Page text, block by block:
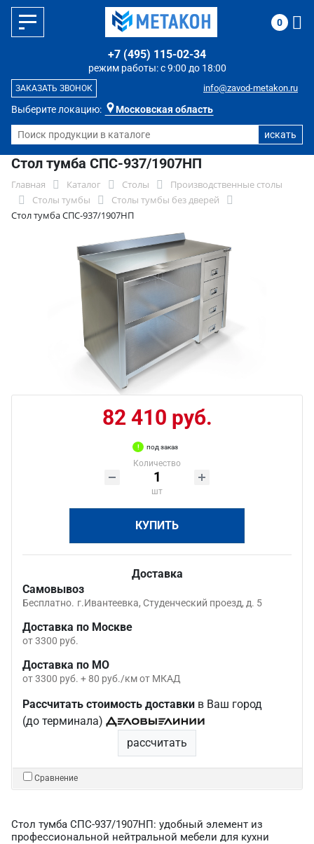
Выберите локацию: Московская область
режим работы: с 9:00 до 18:00
+7 (495) 115-02-34
info@zavod-metakon.ru
ЗАКАЗАТЬ ЗВОНОК
0
Стол тумба СПС-937/1907НП
Главная Каталог Столы
Производственные столы
Столы тумбы
Столы тумбы без дверей
Стол тумба СПС-937/1907НП
82 410 руб.
под заказ
Количество
шт
КУПИТЬ
Доставка
Самовывоз
Бесплатно. г.Ивантеевка, Студенческий проезд, д. 5
Доставка по Москве
от 3300 руб.
Доставка по МО
от 3300 руб. + 80 руб./км от МКАД
Рассчитать стоимость доставки в Ваш город
(до терминала)
рассчитать
Сравнение
Стол тумба СПС-937/1907НП: удобный элемент из
профессиональной нейтральной мебели для кухни